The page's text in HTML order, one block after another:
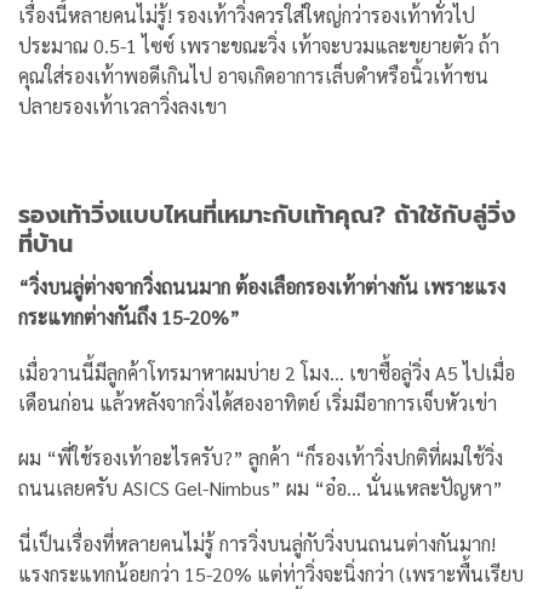
เรื่องนี้หลายคนไม่รู้! รองเท้าวิ่งควรใส่ใหญ่กว่ารองเท้าทั่วไป
ประมาณ 0.5-1 ไซซ์ เพราะขณะวิ่ง เท้าจะบวมและขยายตัว ถ้า
คุณใส่รองเท้าพอดีเกินไป อาจเกิดอาการเล็บดำหรือนิ้วเท้าชน
ปลายรองเท้าเวลาวิ่งลงเขา
รองเท้าวิ่งแบบไหนที่เหมาะกับเท้าคุณ? ถ้าใช้กับลู่วิ่ง
ที่บ้าน
“วิ่งบนลู่ต่างจากวิ่งถนนมาก ต้องเลือกรองเท้าต่างกัน เพราะแรง
กระแทกต่างกันถึง 15-20%”
เมื่อวานนี้มีลูกค้าโทรมาหาผมบ่าย 2 โมง… เขาซื้อลู่วิ่ง A5 ไปเมื่อ
เดือนก่อน แล้วหลังจากวิ่งได้สองอาทิตย์ เริ่มมีอาการเจ็บหัวเข่า
ผม “พี่ใช้รองเท้าอะไรครับ?” ลูกค้า “ก็รองเท้าวิ่งปกติที่ผมใช้วิ่ง
ถนนเลยครับ ASICS Gel-Nimbus” ผม “อ๋อ… นั่นแหละปัญหา”
นี่เป็นเรื่องที่หลายคนไม่รู้ การวิ่งบนลู่กับวิ่งบนถนนต่างกันมาก!
แรงกระแทกน้อยกว่า 15-20% แต่ท่าวิ่งจะนิ่งกว่า (เพราะพื้นเรียบ